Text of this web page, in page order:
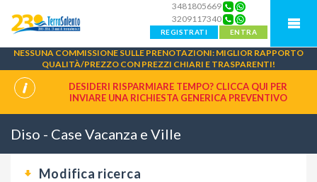
3481805669
3209117340
REGISTRATI ENTRA
NESSUNA COMMISSIONE SULLE PRENOTAZIONI: MIGLIOR RAPPORTO
QUALITÀ/PREZZO CON PREZZI CHIARI E TRASPARENTI!
DESIDERI RISPARMIARE TEMPO? CLICCA QUI PER
INVIARE UNA RICHIESTA GENERICA PREVENTIVO
Diso - Case Vacanza e Ville
Modifica ricerca